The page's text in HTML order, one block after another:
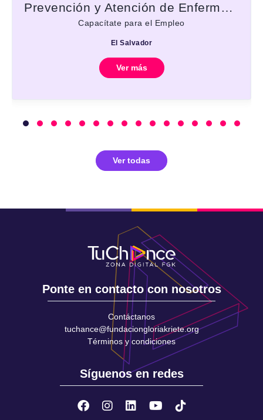
Prevención y Atención de Enfermedades Obstétricas - Tercer trimestre
Capacítate para el Empleo
El Salvador
Ver más
Ver todas
Ponte en contacto con nosotros
Contáctanos
tuchance@fundaciongloriakriete.org
Términos y condiciones
Síguenos en redes